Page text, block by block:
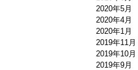
2020年5月
2020年4月
2020年1月
2019年11月
2019年10月
2019年9月